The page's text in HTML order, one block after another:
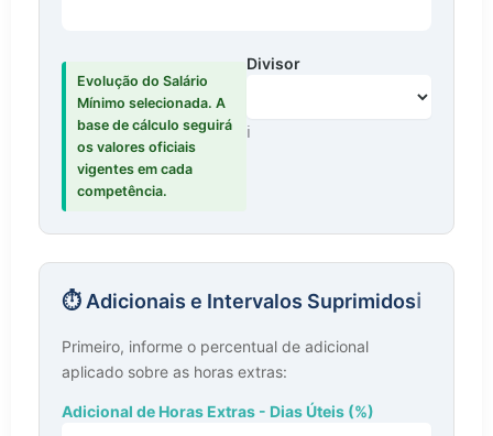
Evolução do Salário
Mínimo selecionada. A
base de cálculo seguirá
os valores oficiais
vigentes em cada
competência.
Divisor
Divisor para cálculo do valor da
ℹ️
⏱️ Adicionais e Intervalos Suprimidosℹ️
Primeiro, informe o percentual de adicional
aplicado sobre as horas extras:
Adicional de Horas Extras - Dias Úteis (%)
Percentual de adicional para dias úteis